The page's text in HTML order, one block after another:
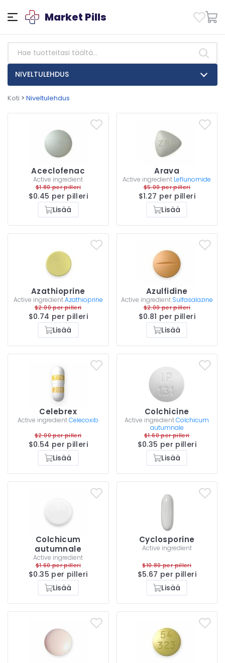
Market Pills
NIVELTULEHDUS
Koti > Niveltulehdus
Aceclofenac
Active ingredient
$1.80 per pilleri
$0.45 per pilleri
Lisää
Arava
Active ingredient Leflunomide
$5.00 per pilleri
$1.27 per pilleri
Lisää
Azathioprine
Active ingredientAzathioprine
$2.00 per pilleri
$0.74 per pilleri
Lisää
Azulfidine
Active ingredient Sulfasalazine
$2.00 per pilleri
$0.81 per pilleri
Lisää
Celebrex
Active ingredientCelecoxib
$2.00 per pilleri
$0.54 per pilleri
Lisää
Colchicine
Active ingredientColchicum
autumnale
$1.60 per pilleri
$0.35 per pilleri
Lisää
Colchicum
autumnale
Active ingredient
$1.60 per pilleri
$0.35 per pilleri
Lisää
Cyclosporine
Active ingredient
$10.80 per pilleri
$5.67 per pilleri
Lisää